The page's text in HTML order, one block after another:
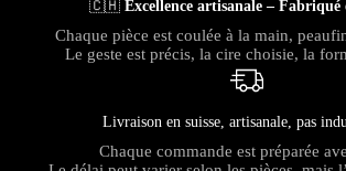
🇨🇭 Excellence artisanale – Fabriqué
Chaque pièce est coulée à la main,
Le geste est précis, la cire choisie, la
Livraison en suisse, artisanale, pas
Chaque commande est préparée